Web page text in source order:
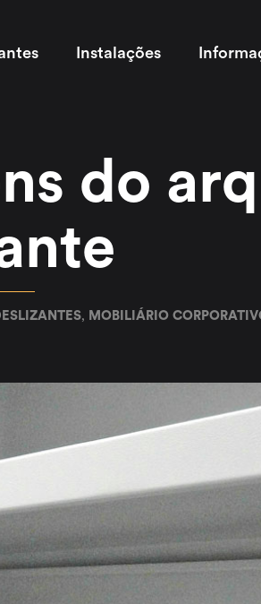
Instalações
do
, MOBILIÁRIO